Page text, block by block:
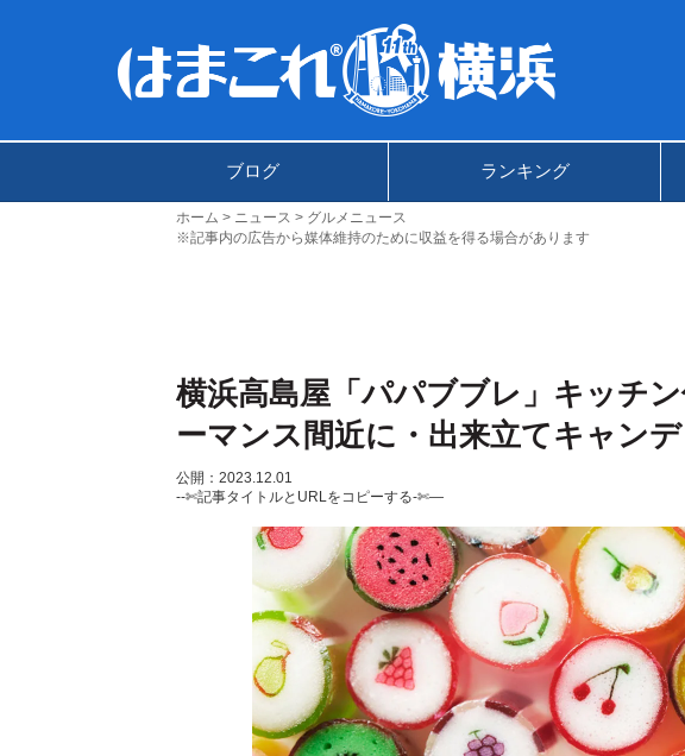
ブログ ランキング
ホーム ニュース
グルメニュース
※記事内の広告から媒体維持のために収益を得る場合があります
横浜高島屋「パパブブレ」キッチ
ーマンス間近に・出来立てキャン
公開：2023.12.01
--✄記事タイトルとURLをコピーする-✄—